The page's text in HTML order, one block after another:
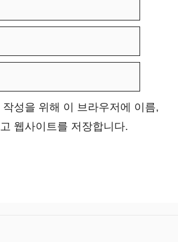
성을 위해 이 브라우저에 이름,
웹사이트를 저장합니다.